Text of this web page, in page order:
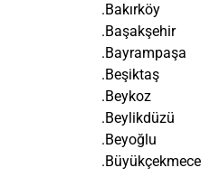
.Bakırköy
.Başakşehir
.Bayrampaşa
.Beşiktaş
.Beykoz
.Beylikdüzü
.Beyoğlu
.Büyükçekmece